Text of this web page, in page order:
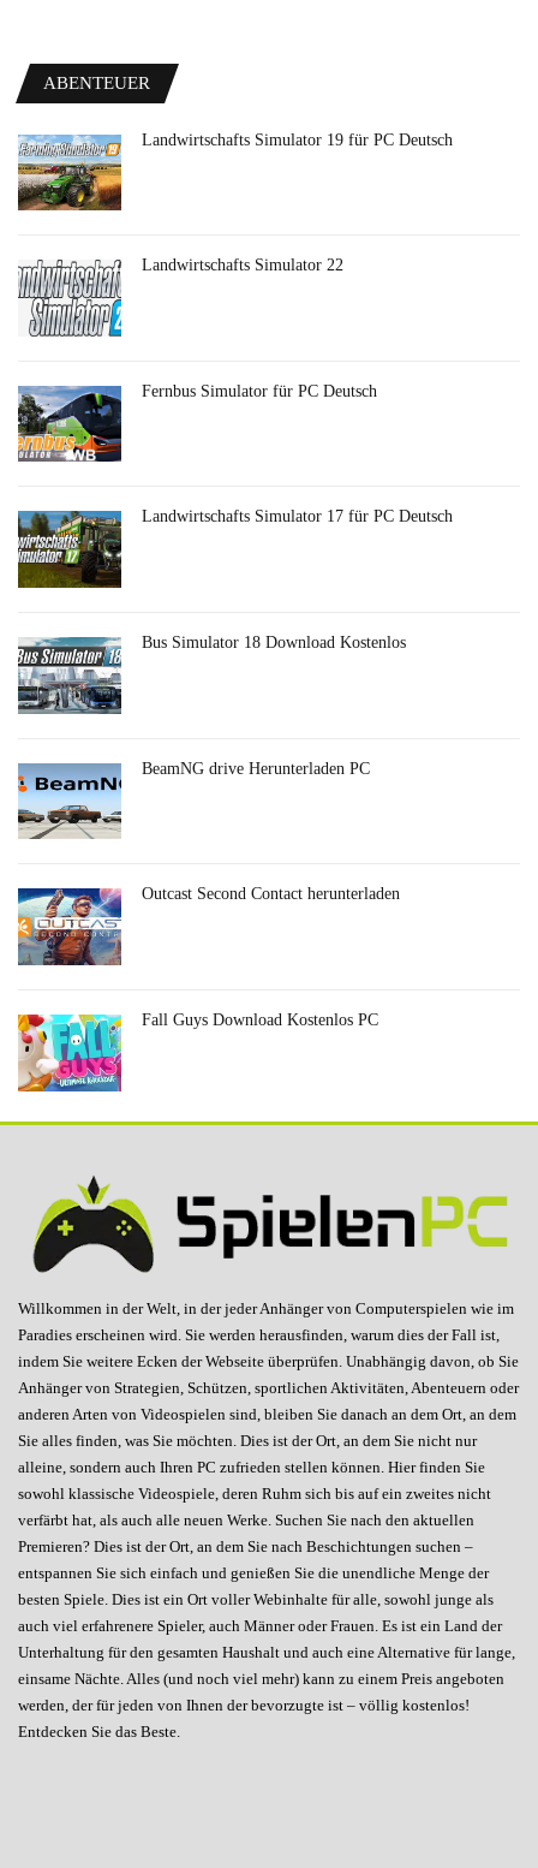
ABENTEUER
Landwirtschafts Simulator 19 für PC Deutsch
Landwirtschafts Simulator 22
Fernbus Simulator für PC Deutsch
Landwirtschafts Simulator 17 für PC Deutsch
Bus Simulator 18 Download Kostenlos
BeamNG drive Herunterladen PC
Outcast Second Contact herunterladen
Fall Guys Download Kostenlos PC
Willkommen in der Welt, in der jeder Anhänger von Computerspielen wie im
Paradies erscheinen wird. Sie werden herausfinden, warum dies der Fall ist,
indem Sie weitere Ecken der Webseite überprüfen. Unabhängig davon, ob Sie
Anhänger von Strategien, Schützen, sportlichen Aktivitäten, Abenteuern oder
anderen Arten von Videospielen sind, bleiben Sie danach an dem Ort, an dem
Sie alles finden, was Sie möchten. Dies ist der Ort, an dem Sie nicht nur
alleine, sondern auch Ihren PC zufrieden stellen können. Hier finden Sie
sowohl klassische Videospiele, deren Ruhm sich bis auf ein zweites nicht
verfärbt hat, als auch alle neuen Werke. Suchen Sie nach den aktuellen
Premieren? Dies ist der Ort, an dem Sie nach Beschichtungen suchen –
entspannen Sie sich einfach und genießen Sie die unendliche Menge der
besten Spiele. Dies ist ein Ort voller Webinhalte für alle, sowohl junge als
auch viel erfahrenere Spieler, auch Männer oder Frauen. Es ist ein Land der
Unterhaltung für den gesamten Haushalt und auch eine Alternative für lange,
einsame Nächte. Alles (und noch viel mehr) kann zu einem Preis angeboten
werden, der für jeden von Ihnen der bevorzugte ist – völlig kostenlos!
Entdecken Sie das Beste.